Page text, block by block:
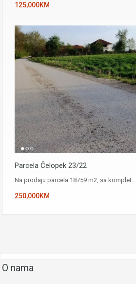
125,000KM
Parcela Čelopek 23/22
Na prodaju parcela 18759 m2, sa komplet…
250,000KM
O nama